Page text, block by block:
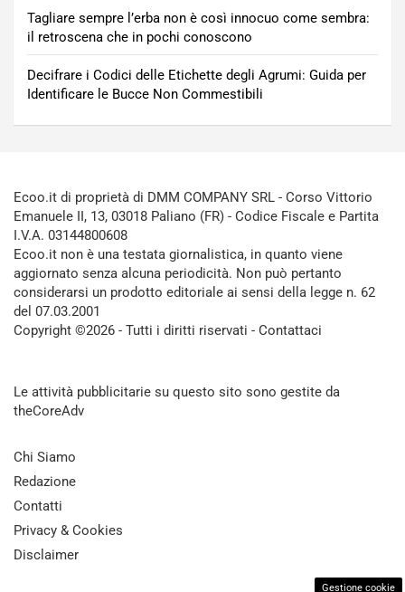
Tagliare sempre l’erba non è così innocuo come sembra:
il retroscena che in pochi conoscono
Decifrare i Codici delle Etichette degli Agrumi: Guida per
Identificare le Bucce Non Commestibili
Ecoo.it di proprietà di DMM COMPANY SRL - Corso Vittorio
Emanuele II, 13, 03018 Paliano (FR) - Codice Fiscale e Partita
I.V.A. 03144800608
Ecoo.it non è una testata giornalistica, in quanto viene
aggiornato senza alcuna periodicità. Non può pertanto
considerarsi un prodotto editoriale ai sensi della legge n. 62
del 07.03.2001
Copyright ©2026 - Tutti i diritti riservati - Contattaci
Le attività pubblicitarie su questo sito sono gestite da
theCoreAdv
Chi Siamo
Redazione
Contatti
Privacy & Cookies
Disclaimer
Gestione cookie